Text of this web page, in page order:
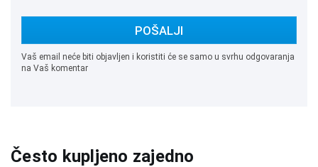
POŠALJI
Vaš email neće biti objavljen i koristiti će se samo u svrhu odgovaranja
na Vaš komentar
Često kupljeno zajedno